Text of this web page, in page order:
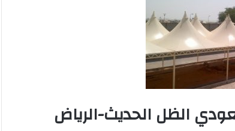
الظل الحديث-الرياض